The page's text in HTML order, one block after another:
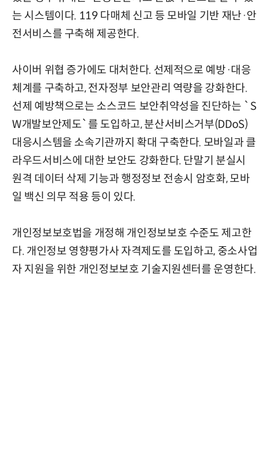
는 시스템이다. 119 다매체 신고 등 모바일 기반 재난·안
전서비스를 구축해 제공한다.
사이버 위협 증가에도 대처한다. 선제적으로 예방·대응
체계를 구축하고, 전자정부 보안관리 역량을 강화한다.
선제 예방책으로는 소스코드 보안취약성을 진단하는 `S
W개발보안제도`를 도입하고, 분산서비스거부(DDoS)
대응시스템을 소속기관까지 확대 구축한다. 모바일과 클
라우드서비스에 대한 보안도 강화한다. 단말기 분실시
원격 데이터 삭제 기능과 행정정보 전송시 암호화, 모바
일 백신 의무 적용 등이 있다.
개인정보보호법을 개정해 개인정보보호 수준도 제고한
다. 개인정보 영향평가사 자격제도를 도입하고, 중소사업
자 지원을 위한 개인정보보호 기술지원센터를 운영한다.